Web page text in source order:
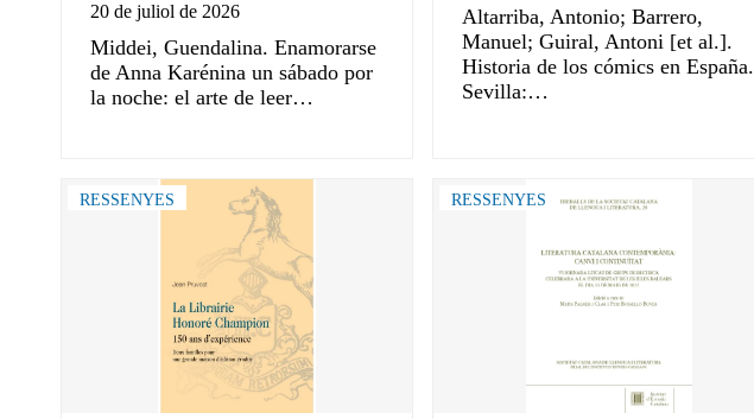
20 de juliol de 2026
Middei, Guendalina. Enamorarse
de Anna Karénina un sábado por
la noche: el arte de leer…
Altarriba, Antonio; Barrero,
Manuel; Guiral, Antoni [et al.].
Historia de los cómics en España.
Sevilla:…
RESSENYES RESSENYES